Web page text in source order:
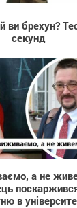
ви брехун?
секунд
а не
в